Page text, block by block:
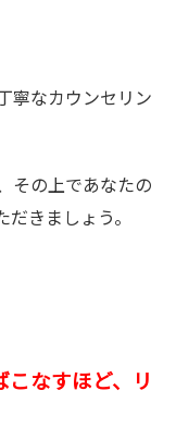
寧なカウンセリン
その上であなたの
きましょう。
なすほど、リ